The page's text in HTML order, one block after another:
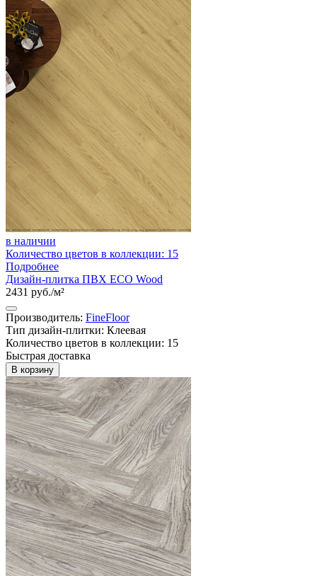
в наличии
Количество цветов в коллекции: 15
Подробнее
Дизайн-плитка ПВХ ECO Wood
2431 руб./м²
Производитель: FineFloor
Тип дизайн-плитки: Клеевая
Количество цветов в коллекции: 15
Быстрая доставка
В корзину